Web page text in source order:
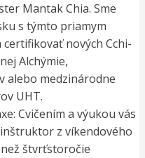
Mantak Chia. Sme
s týmto priamym
nových Cchi-
Alchýmie,
alebo medzinárodne
UHT.
Cvičením a výukou vás
z víkendového
štvrťstoročie